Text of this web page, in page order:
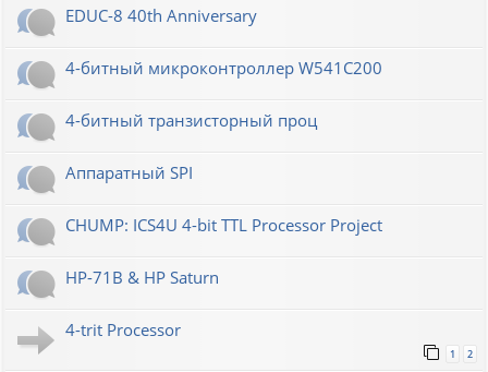
EDUC-8 40th Anniversary
4-битный микроконтроллер W541C200
4-битный транзисторный проц
Аппаратный SPI
CHUMP: ICS4U 4-bit TTL Processor Project
HP-71B & HP Saturn
4-trit Processor
1 2